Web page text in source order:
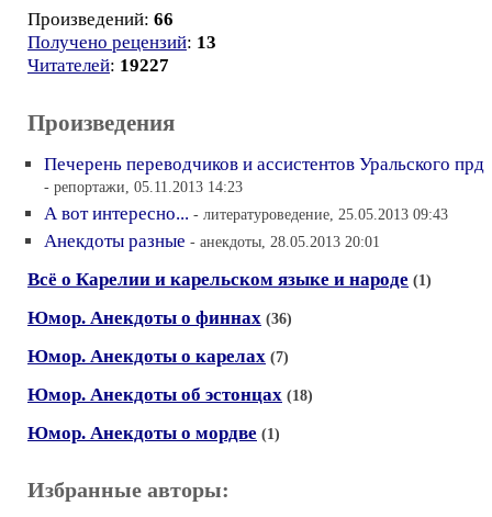
Произведений: 66
Получено рецензий: 13
Читателей: 19227
Произведения
Печерень переводчиков и ассистентов Уральского прд
- репортажи, 05.11.2013 14:23
А вот интересно... - литературоведение, 25.05.2013 09:43
Анекдоты разные - анекдоты, 28.05.2013 20:01
Всё о Карелии и карельском языке и народе (1)
Юмор. Анекдоты о финнах (36)
Юмор. Анекдоты о карелах (7)
Юмор. Анекдоты об эстонцах (18)
Юмор. Анекдоты о мордве (1)
Избранные авторы: